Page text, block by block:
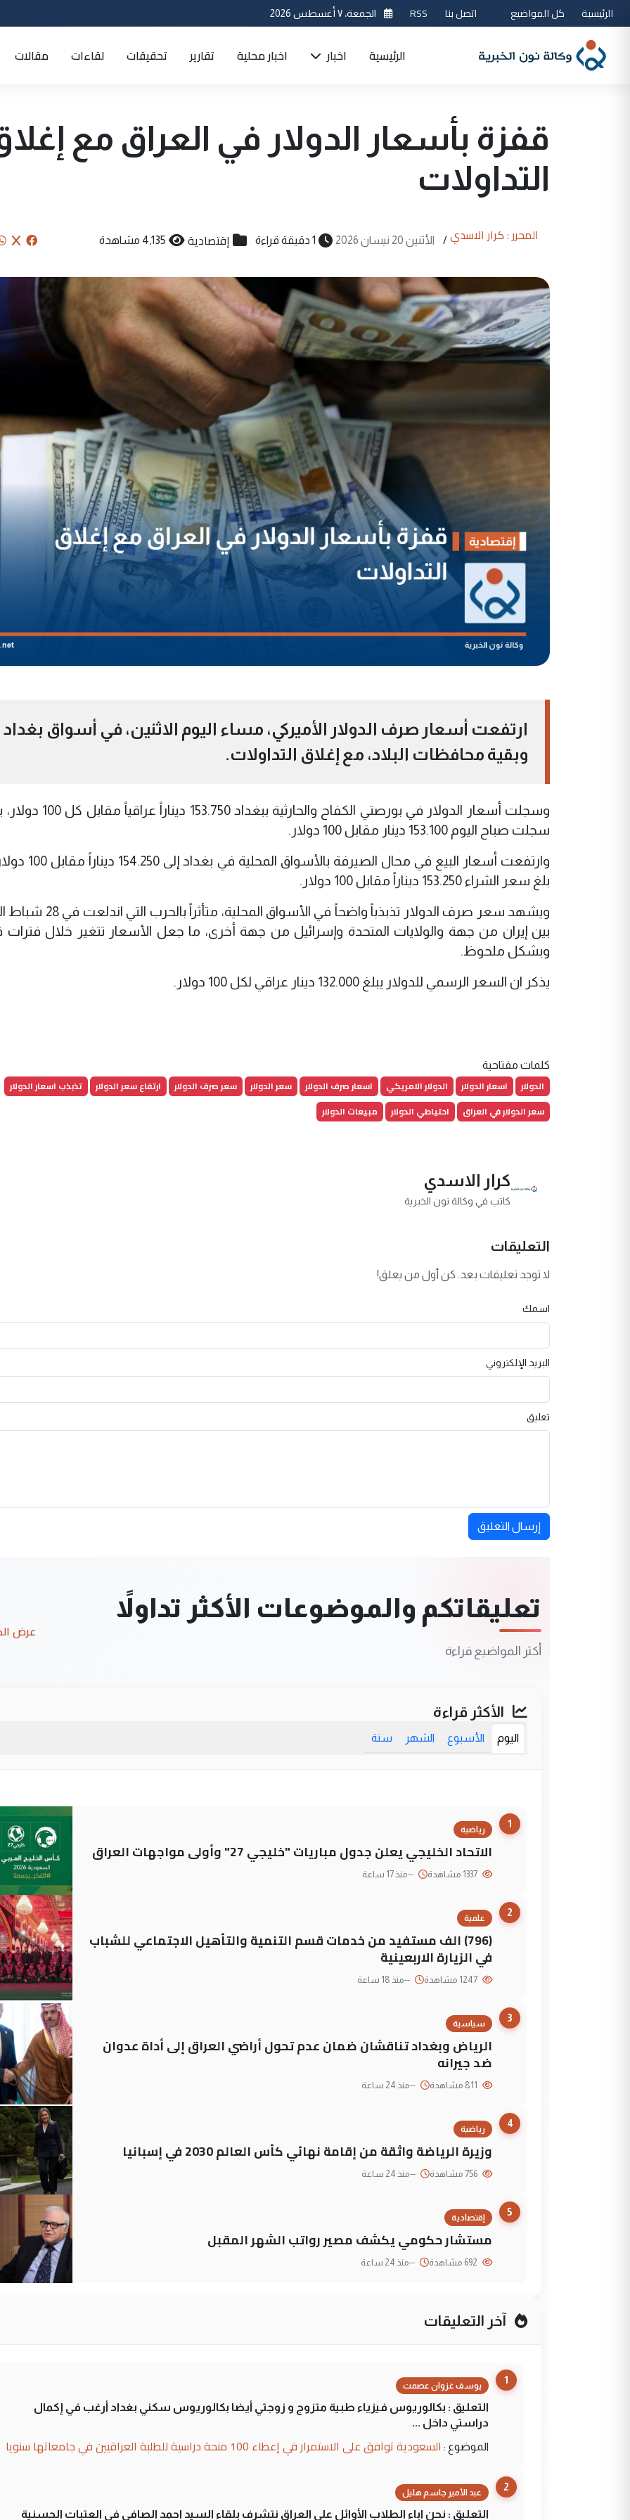
الرئيسية كل المواضيع اتصل بنا RSS الجمعة، ٧ أغسطس 2026
الرئيسية اخبار اخبار محلية تقارير تحقيقات لقاءات مقالات
قفزة بأسعار الدولار في العراق مع
التداولات
المحرر : كرار الاسدي / الأثنين 20 نيسان 2026 1 دقيقة قراءة إقتصادية 4,135 مشاهدة
ارتفعت أسعار صرف الدولار الأميركي، مساء اليوم الاثنين، في أسواق بغداد
وبقية محافظات البلاد، مع إغلاق التداولات.
وسجلت أسعار الدولار في بورصتي الكفاح والحارثية
سجلت صباح اليوم 153.100 دينار مقابل 100 دولار.
وارتفعت أسعار البيع في محال الصيرفة
بلغ سعر الشراء 153.250 ديناراً مقابل 100 دولار.
ويشهد سعر صرف الدولار تذبذباً واضحاً في الأسواق
بين إيران من جهة والولايات المتحدة وإسرائيل من جهة أخرى، ما جعل الأسعار تتغير خلال
وبشكل ملحوظ.
يذكر ان السعر الرسمي للدولار يبلغ 132.000 دينار عراقي لكل 100 دولار.
كلمات مفتاحية
الدولار اسعار الدولار الدولار الامريكي اسعار صرف الدولار سعر الدولار سعر صرف الدولار ارتفاع سعر الدولار
تذبذب اسعار الدولار
سعر الدولار في العراق
احتياطي الدولار مبيعات الدولار
كرار الاسدي
كاتب في وكالة نون الخبرية
التعليقات
لا توجد تعليقات بعد. كن أول من يعلق!
اسمك
البريد الإلكتروني
تعليق
إرسال التعليق
تعليقاتكم والموضوعات الأكثر تداولاً
أكثر المواضيع قراءة
عرض
الأكثر قراءة
اليوم الأسبوع الشهر سنة
1
رياضية
الاتحاد الخليجي يعلن جدول مباريات "خليجي 27" وأولى مواجهات العراق
--منذ 17 ساعة
2
علمية
(796) الف مستفيد من خدمات قسم التنمية والتأهيل الاجتماعي للشباب
في الزيارة الاربعينية
--منذ 18 ساعة
3
سياسية
الرياض وبغداد تناقشان ضمان عدم تحول أراضي العراق إلى أداة عدوان
ضد جيرانه
--منذ 24 ساعة
4
رياضية
وزيرة الرياضة واثقة من إقامة نهائي كأس العالم 2030 في إسبانيا
--منذ 24 ساعة
5
إقتصادية
مستشار حكومي يكشف مصير رواتب الشهر المقبل
--منذ 24 ساعة
آخر التعليقات
1
يوسف غزوان عصمت
التعليق : بكالوريوس فيزياء طبية متزوج و زوجتي أيضا بكالوريوس سكني بغداد أرغب في إكمال
دراستي داخل ...
الموضوع : السعودية توافق على الاستمرار في إعطاء 100 منحة دراسية للطلبة العراقيين في جامعاتها سنويا
2
عبد الأمير جاسم هليل
التعليق : نحن اباء الطلاب الأوائل على العراق نتشرف بلقاء السيد احمد الصافي في العتبات الحسنية